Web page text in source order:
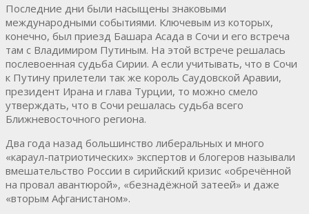
Последние дни были насыщены знаковыми
международными событиями. Ключевым из которых,
конечно, был приезд Башара Асада в Сочи и его встреча
там с Владимиром Путиным. На этой встрече решалась
послевоенная судьба Сирии. А если учитывать, что в Сочи
к Путину прилетели так же король Саудовской Аравии,
президент Ирана и глава Турции, то можно смело
утверждать, что в Сочи решалась судьба всего
Ближневосточного региона.
Два года назад большинство либеральных и много
«караул-патриотических» экспертов и блогеров называли
вмешательство России в сирийский кризис «обречённой
на провал авантюрой», «безнадёжной затеей» и даже
«вторым Афганистаном».